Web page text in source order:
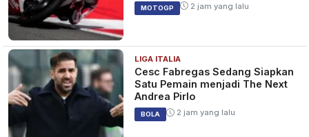
MOTOGP 2 jam yang lalu
LIGA ITALIA
Cesc Fabregas Sedang Siapkan
Satu Pemain menjadi The Next
Andrea Pirlo
BOLA 2 jam yang lalu